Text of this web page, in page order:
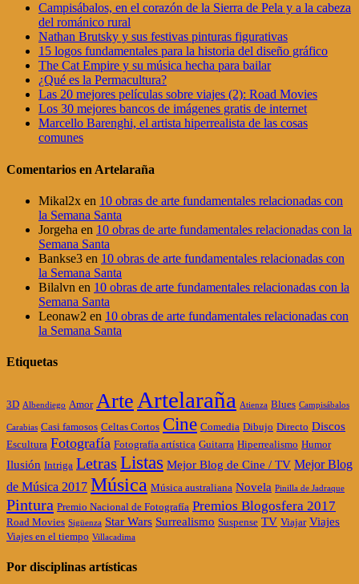
Campisábalos, en el corazón de la Sierra de Pela y a la cabeza
del románico rural
Nathan Brutsky y sus festivas pinturas figurativas
15 logos fundamentales para la historia del diseño gráfico
The Cat Empire y su música hecha para bailar
¿Qué es la Permacultura?
Las 20 mejores películas sobre viajes (2): Road Movies
Los 30 mejores bancos de imágenes gratis de internet
Marcello Barenghi, el artista hiperrealista de las cosas
comunes
Comentarios en Artelaraña
Mikal2x en 10 obras de arte fundamentales relacionadas con
la Semana Santa
Jorgeha en 10 obras de arte fundamentales relacionadas con la
Semana Santa
Bankse3 en 10 obras de arte fundamentales relacionadas con
la Semana Santa
Bilalvn en 10 obras de arte fundamentales relacionadas con la
Semana Santa
Leonaw2 en 10 obras de arte fundamentales relacionadas con
la Semana Santa
Etiquetas
3D Albendiego Amor Arte Artelaraña Atienza Blues Campisábalos
Carabias Casi famosos Celtas Cortos Cine Comedia Dibujo Directo Discos
Escultura Fotografía Fotografía artística Guitarra Hiperrealismo Humor
Ilusión Intriga Letras Listas Mejor Blog de Cine / TV Mejor Blog
de Música 2017 Música Música australiana Novela Pinilla de Jadraque
Pintura Premio Nacional de Fotografía Premios Blogosfera 2017
Road Movies Sigüenza Star Wars Surrealismo Suspense TV Viajar Viajes
Viajes en el tiempo Villacadima
Por disciplinas artísticas